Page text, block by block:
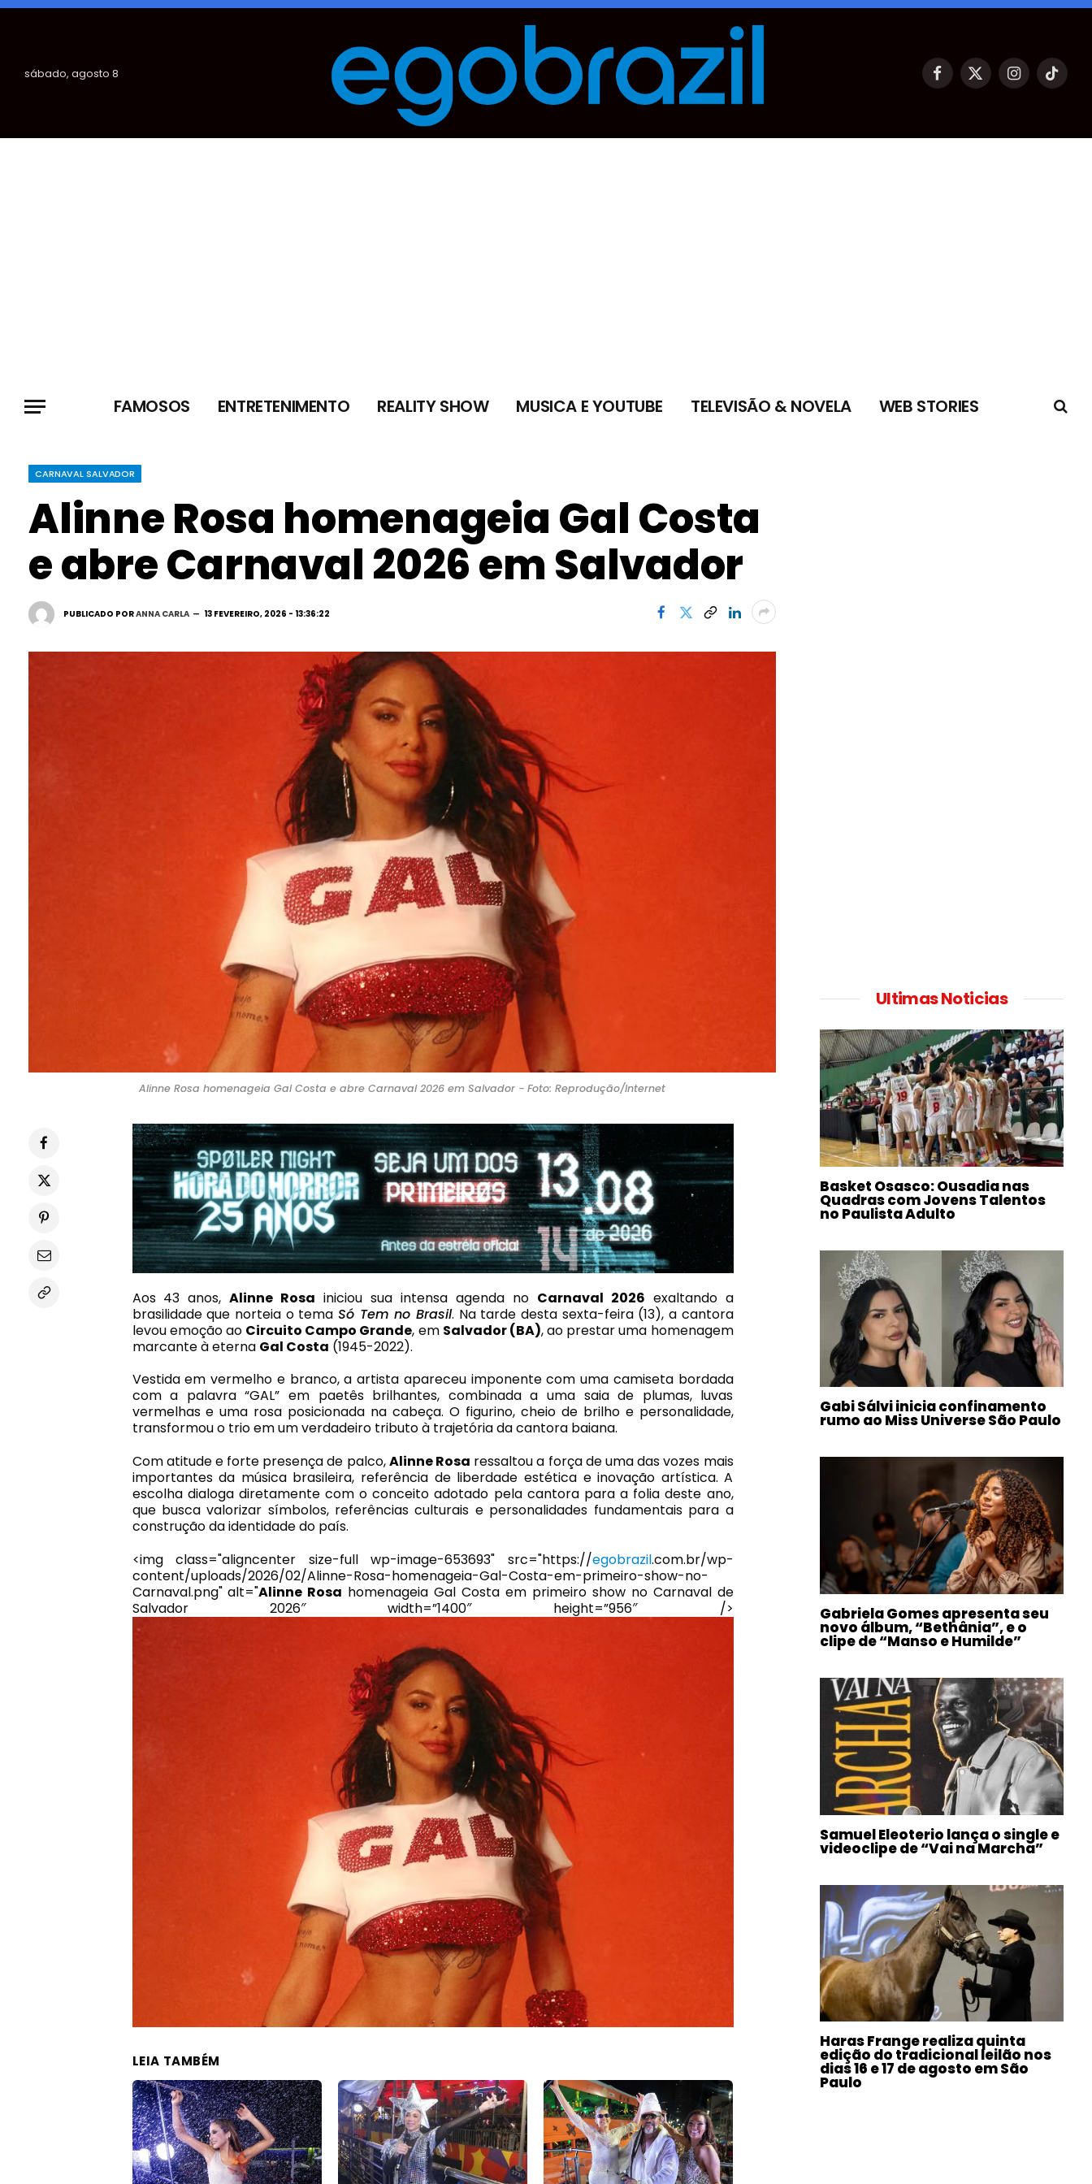
sábado, agosto 8 Facebook
X
Instagram
TikTok
FAMOSOS ENTRETENIMENTO REALITY SHOW MUSICA E YOUTUBE TELEVISÃO & NOVELA WEB STORIES
CARNAVAL SALVADOR
Alinne Rosa homenageia Gal Costa
e abre Carnaval 2026 em Salvador
PUBLICADO PORANNA CARLA 13 FEVEREIRO, 2026 - 13:36:22
Alinne Rosa homenageia Gal Costa e abre Carnaval 2026 em Salvador - Foto: Reprodução/Internet
Aos 43 anos,Alinne Rosa iniciou sua intensa agenda no Carnaval 2026 exaltando a
brasilidade que norteia o tema Só Tem no Brasil. Na tarde desta sexta-feira (13), a cantora
levou emoção ao Circuito Campo Grande, em Salvador (BA), ao prestar uma homenagem
marcante à eterna Gal Costa (1945-2022).
Vestida em vermelho e branco, a artista apareceu imponente com uma camiseta bordada
com a palavra “GAL” em paetês brilhantes, combinada a uma saia de plumas, luvas
vermelhas e uma rosa posicionada na cabeça. O figurino, cheio de brilho e personalidade,
transformou o trio em um verdadeiro tributo à trajetória da cantora baiana.
Com atitude e forte presença de palco,Alinne Rosa ressaltou a força de uma das vozes mais
importantes da música brasileira, referência de liberdade estética e inovação artística. A
escolha dialoga diretamente com o conceito adotado pela cantora para a folia deste ano,
que busca valorizar símbolos, referências culturais e personalidades fundamentais para a
construção da identidade do país.
<img class="aligncenter size-full wp-image-653693" src="https://egobrazil.com.br/wp-
content/uploads/2026/02/Alinne-Rosa-homenageia-Gal-Costa-em-primeiro-show-no-
Carnaval.png" alt="Alinne Rosa homenageia Gal Costa em primeiro show no Carnaval de
Salvador 2026″ width=”1400″ height=”956″ />
LEIA TAMBÉM
Ultimas Noticias
Basket Osasco: Ousadia nas
Quadras com Jovens Talentos
no Paulista Adulto
Gabi Sálvi inicia confinamento
rumo ao Miss Universe São Paulo
Gabriela Gomes apresenta seu
novo álbum, “Bethânia”, e o
clipe de “Manso e Humilde”
Samuel Eleoterio lança o single e
videoclipe de “Vai na Marcha”
Haras Frange realiza quinta
edição do tradicional leilão nos
dias 16 e 17 de agosto em São
Paulo